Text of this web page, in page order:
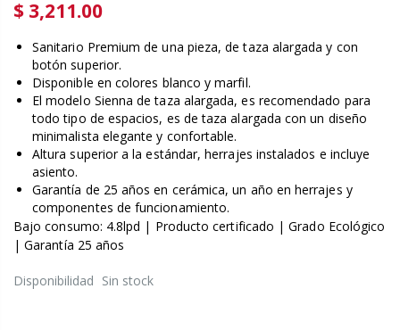
$ 3,211.00
Sanitario Premium de una pieza, de taza alargada y con
botón superior.
Disponible en colores blanco y marfil.
El modelo Sienna de taza alargada, es recomendado para
todo tipo de espacios, es de taza alargada con un diseño
minimalista elegante y confortable.
Altura superior a la estándar, herrajes instalados e incluye
asiento.
Garantía de 25 años en cerámica, un año en herrajes y
componentes de funcionamiento.
Bajo consumo: 4.8lpd | Producto certificado | Grado Ecológico
| Garantía 25 años
Disponibilidad Sin stock